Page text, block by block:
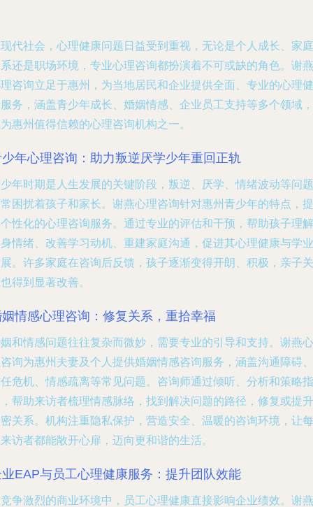
代社会，心理健康问题日益受到重视，无论是个人成长、家庭
还是职场环境，专业心理咨询都扮演着不可或缺的角色。谢燕
咨询立足于惠州，为当地居民和企业提供全面、专业的心理健
务，涵盖青少年成长、婚姻情感、企业员工支持等多个领域，
惠州值得信赖的心理咨询机构之一。
年心理咨询：助力叛逆厌学少年重回正轨
年时期是人生发展的关键阶段，叛逆、厌学、情绪波动等问题
困扰着孩子和家长。谢燕心理咨询针对惠州青少年的特点，提
性化的心理咨询服务。通过专业的评估和干预，帮助孩子理解
情绪、改善学习动机、重建家庭沟通，促进其心理健康与学业
。许多家庭在咨询后反馈，孩子逐渐变得开朗、积极，亲子关
得到显著改善。
情感心理咨询：修复关系，重拾幸福
和情感问题往往复杂而微妙，需要专业的引导和支持。谢燕心
询为惠州夫妻及个人提供婚姻情感咨询服务，涵盖沟通障碍、
危机、情感疏离等常见问题。咨询师通过倾听、分析和策略指
帮助来访者梳理情感脉络，找到解决问题的路径，修复或提升
关系。机构注重隐私保护，营造安全、温暖的咨询环境，让每
访者都能敞开心扉，迈向更和谐的生活。
EAP与员工心理健康服务：提升团队效能
争激烈的商业环境中，员工心理健康直接影响企业绩效。谢燕